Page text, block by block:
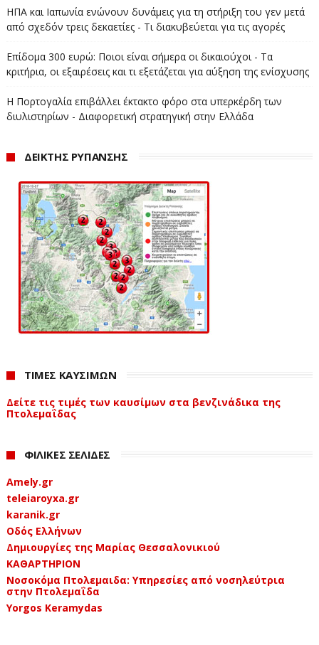
ΦΕΒΡΟΥΑΡΙΟΣ 2021
334
ΣΥΝΟΛΟ ΜΟΛΥΝΣΕΩΝ
6.088
ΣΥΝΟΛΟ ΘΑΝΑΤΩΝ
269
Δείτε συνοπτικά, αλλά και αναλυτικά τιςκαθημερινές
Δείκτη Μολύνσεων του SARS-COV 2 σε καθημερινή
αναλογία 100.000 πληθυσμού,στην
Δυτικής Μακεδονίας.
ΦΕΒΡΟΥΑΡΙΟΣ 2021 ΗΔΜ ΣΤΗΝ ΠΕΡΙΦΕΡΕΙΑ ΔΥΤΙΚΗΣ
ΜΑΚΕΔΟΝΙΑΣ
Δυτική Μακεδονία – Συνοπτικό Μολύνσεων
Δυτική Μακεδονία – Αναλυτικό
Δυτική Μακεδονία – Ημερήσιος Δείκτης
Δυτική Μακεδονία – Εβδομαδιαίες Κατανομές
ΕΡΤ ΚΟΖΑΝΗΣ – Σύνταξη και επεξεργασία: Μάκης
Νασιάδης
ΗΠΑ και Ιαπωνία ενώνουν δυνάμεις για τη στήριξη του γεν μετά
από σχεδόν τρεις δεκαετίες - Τι διακυβεύεται για τις αγορές
Επίδομα 300 ευρώ: Ποιοι είναι σήμερα οι δικαιούχοι - Τα
κριτήρια, οι εξαιρέσεις και τι εξετάζεται για αύξηση της ενίσχυσης
Η Πορτογαλία επιβάλλει έκτακτο φόρο στα υπερκέρδη των
διυλιστηρίων - Διαφορετική στρατηγική στην Ελλάδα
ΔΕΙΚΤΗΣ ΡΥΠΑΝΣΗΣ
ΤΙΜΕΣ ΚΑΥΣΙΜΩΝ
Δείτε τις τιμές των καυσίμων στα βενζινάδικα της
Πτολεμαΐδας
ΦΙΛΙΚΕΣ ΣΕΛΙΔΕΣ
Amely.gr
teleiaroyxa.gr
karanik.gr
Οδός Ελλήνων
Δημιουργίες της Μαρίας Θεσσαλονικιού
ΚΑΘΑΡΤΗΡΙΟΝ
Νοσοκόμα Πτολεμαιδα: Υπηρεσίες από νοσηλεύτρια
στην Πτολεμαΐδα
Yorgos Keramydas